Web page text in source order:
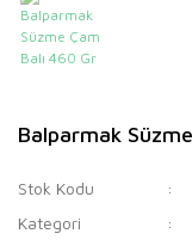
Balparmak
Stok Kodu
Kategori